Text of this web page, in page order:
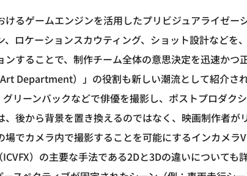
けるゲームエンジンを活用したプリビジュアライゼー
、ロケーションスカウティング、ショット設計などを
ンすることで、制作チーム全体の意思決定を迅速かつ
Department）」の役割も新しい潮流として紹介され
グリーンバックなどで俳優を撮影し、ポストプロダク
、後から背景を置き換えるのではなく、映画制作者が
でカメラ内で撮影することを可能にするインカメラ
）の主要な手法である2Dと3Dの違いについても